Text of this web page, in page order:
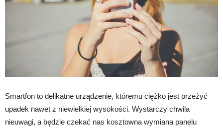
Smartfon to delikatne urządzenie, któremu ciężko jest przeżyć
upadek nawet z niewielkiej wysokości. Wystarczy chwila
nieuwagi, a będzie czekać nas kosztowna wymiana panelu